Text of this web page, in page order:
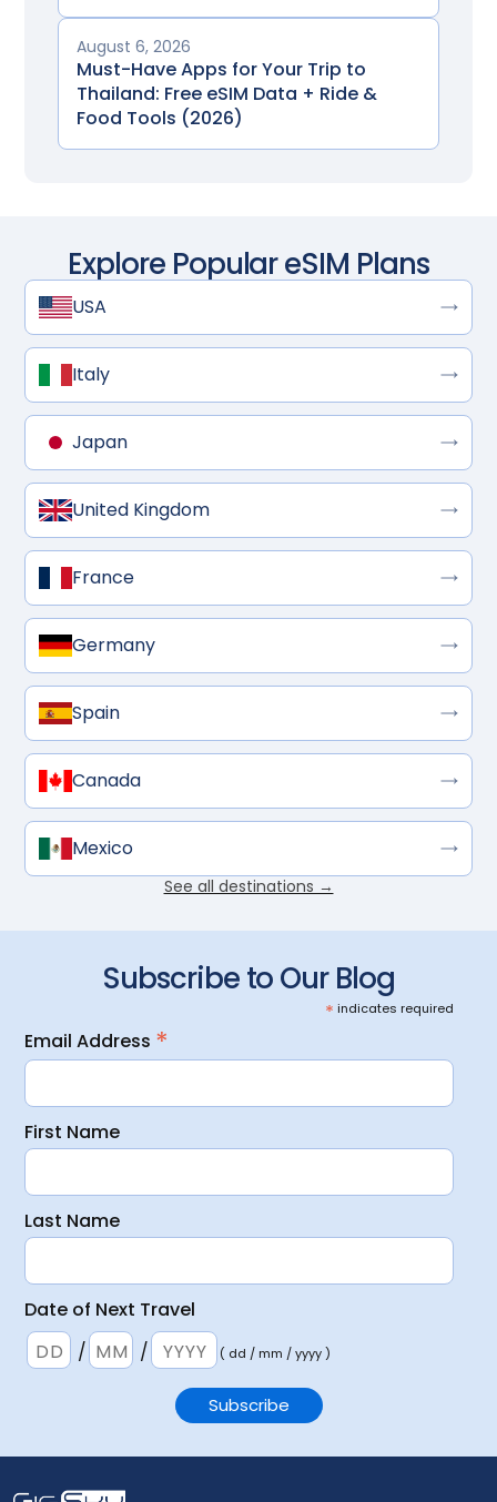
August 6, 2026
Must-Have Apps for Your Trip to
Thailand: Free eSIM Data + Ride &
Food Tools (2026)
Explore Popular eSIM Plans
USA
Italy
Japan
United Kingdom
France
Germany
Spain
Canada
Mexico
See all destinations →
Subscribe to Our Blog
* indicates required
Email Address *
First Name
Last Name
Date of Next Travel
/
/ ( dd / mm / yyyy )